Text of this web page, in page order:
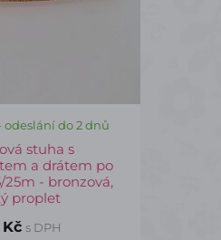
odeslání do 2 dnů
stuha s
a drátem po
25m - bronzová,
proplet
Kč s DPH